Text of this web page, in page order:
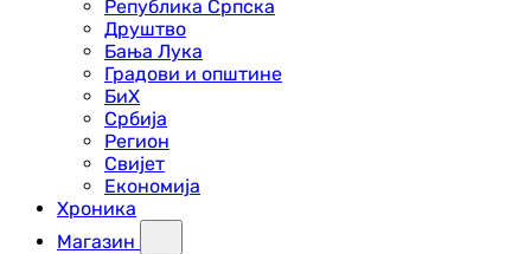
Република Српска
Друштво
Бања Лука
Градови и општине
БиХ
Србија
Регион
Свијет
Економија
Хроника
Магазин